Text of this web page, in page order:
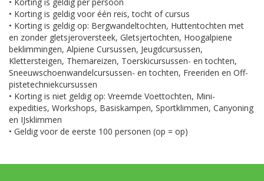
• Korting is geldig voor één reis, tocht of cursus
• Korting is geldig op: Bergwandeltochten, Huttentochten met
en zonder gletsjeroversteek, Gletsjertochten, Hoogalpiene
beklimmingen, Alpiene Cursussen, Jeugdcursussen,
Klettersteigen, Themareizen, Toerskicursussen- en tochten,
Sneeuwschoenwandelcursussen- en tochten, Freeriden en Off-
pistetechniekcursussen
• Korting is niet geldig op: Vreemde Voettochten, Mini-
expedities, Workshops, Basiskampen, Sportklimmen, Canyoning
en IJsklimmen
• Geldig voor de eerste 100 personen (op = op)